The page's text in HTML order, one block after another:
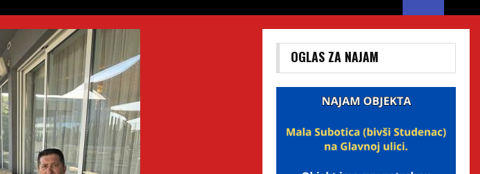
OGLAS ZA NAJAM